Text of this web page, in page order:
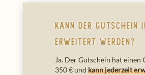
Kann der Gutschein
erweitert werden?
Ja. Der Gutschein hat einen
350 € und kann jederzeit